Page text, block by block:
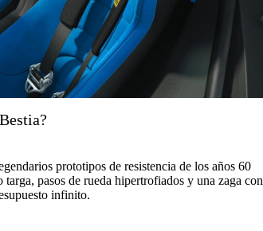
prototipos de resistencia de los años 60
pasos de rueda hipertrofiados y una zaga con
infinito.